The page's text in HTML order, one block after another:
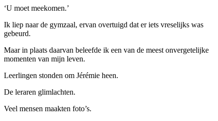
‘U moet meekomen.’
Ik liep naar de gymzaal, ervan overtuigd dat er iets vreselijks was
gebeurd.
Maar in plaats daarvan beleefde ik een van de meest onvergetelijke
momenten van mijn leven.
Leerlingen stonden om Jérémie heen.
De leraren glimlachten.
Veel mensen maakten foto’s.